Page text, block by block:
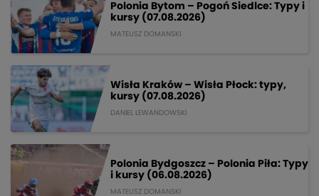
Polonia Bytom – Pogoń Siedlce: Typy i
kursy (07.08.2026)
MATEUSZ DOMANSKI
Wisła Kraków – Wisła Płock: typy,
kursy (07.08.2026)
DANIEL LEWANDOWSKI
Polonia Bydgoszcz – Polonia Piła: Typy
i kursy (06.08.2026)
MATEUSZ DOMANSKI